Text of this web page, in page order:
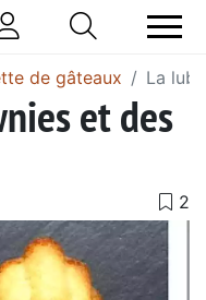
de gâteaux La
et des